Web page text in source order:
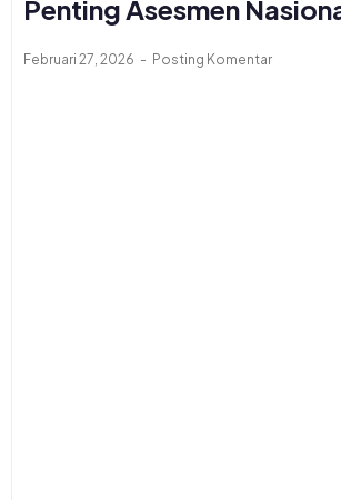
Penting Asesmen
Februari 27, 2026 Posting Komentar